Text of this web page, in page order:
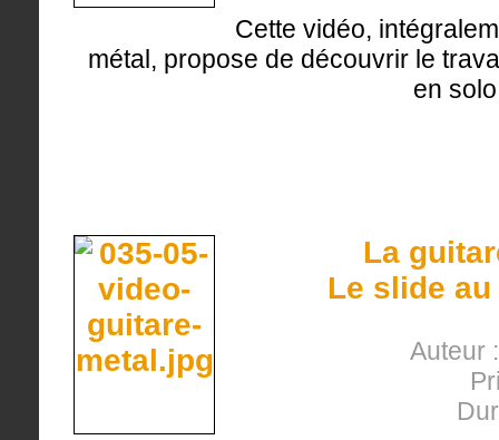
Cette vidéo,
métal, propose de découvrir le
en
La
Le slide
Auteur